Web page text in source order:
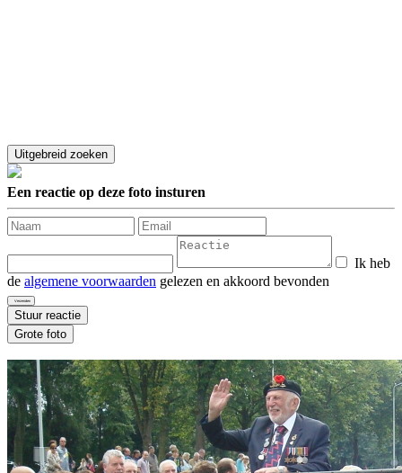
Een reactie op deze foto insturen
Ik heb
de algemene voorwaarden gelezen en akkoord bevonden